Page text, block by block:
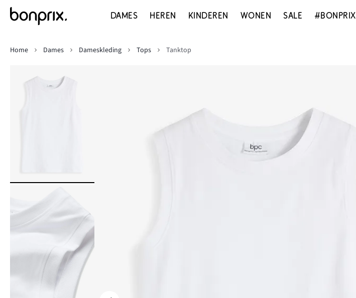
DAMES HEREN KINDEREN WONEN SALE #BONPRIX
Home
Dames Dameskleding Tops Tanktop